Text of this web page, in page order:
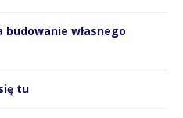
budowanie własnego
tu